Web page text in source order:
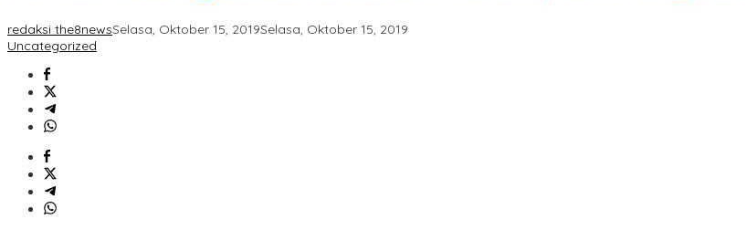
redaksi the8newsSelasa, Oktober 15, 2019Selasa, Oktober 15, 2019
Uncategorized